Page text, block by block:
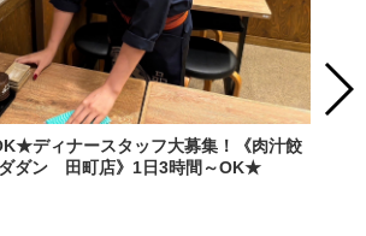
ディナースタッフ大募集！《肉汁餃
ダン 田町店》1日3時間～OK★